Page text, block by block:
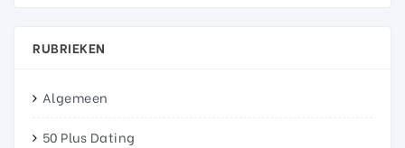
RUBRIEKEN
Algemeen
50 Plus Dating